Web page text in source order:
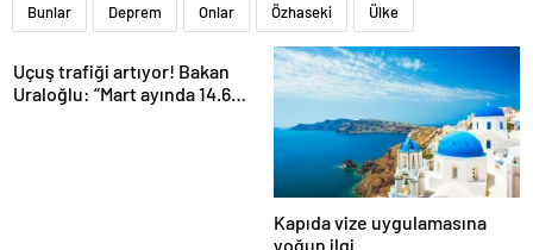
Bunlar Deprem Onlar Özhaseki Ülke
Uçuş trafiği artıyor! Bakan
Uraloğlu: “Mart ayında 14.6
Kapıda vize uygulamasına
yoğun ilgi